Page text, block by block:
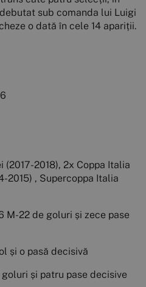
sub comanda lui Luigi
o dată în cele 14 apariții.
(2017-2018), 2x Coppa Italia
2015) , Supercoppa Italia
M-22 de goluri și zece pase
și o pasă decisivă
și patru pase decisive